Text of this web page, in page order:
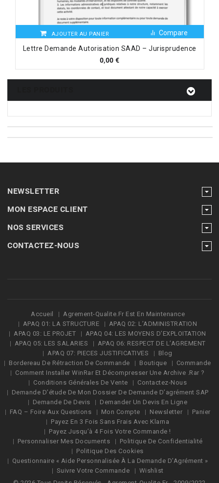
AJOUTER AU PANIER
Compare
Lettre Demande Autorisation SAAD – Jurisprudence
0,00 €
NEWSLETTER
MON ESPACE CLIENT
NOS SERVICES
CONTACTEZ-NOUS
Accueil
Agrement-Qualite.fr Est En Maintenance
APAQ 01: LA STRUCTURE
APAQ 02: L’ADMINISTRATION
APAQ 03: LE PROJET
APAQ 04: LES MOYENS D’EXPLOITATION
APAQ 05: LES SALARIES
APAQ 06: RESPECT DE L’AGREMENT
APAQ 07: PIECES JUSTIFICATIVES
Blog
Bordereau De Rétraction De Commande
Boutique
Commande
Comment Installer WinRar Et Décompresser Une Archive .Rar ?
Conditions Générales De Vente
Contactez-Nous
Demande D’étude De Mon Dossier De Demande D’agrément SAP
Demande De Devis
Demander Un Devis En Ligne
FAQ – Foire Aux Questions
Mon Compte Newsletter
Panier
Payez En 3 Fois Sans Frais Avec Klarna
Payez Jusqu’à 4 Fois Votre Commande !
Personnaliser Mes Documents
Politique De Confidentialité
Politique Des Cookies
Questionnaire « Aide Personnalisée À La Demande D’Agrément »
Suivre Votre Commande
Wishlist